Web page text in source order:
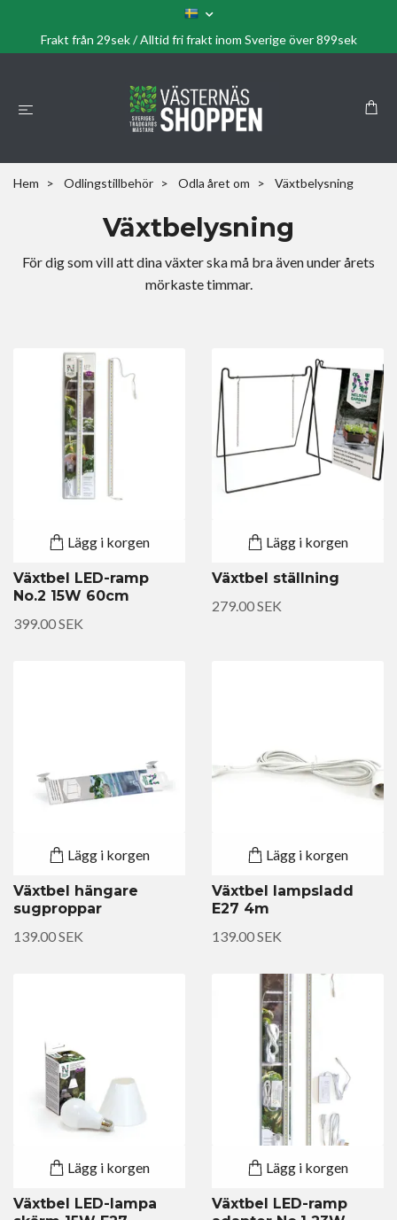
Frakt från 29sek / Alltid fri frakt inom Sverige över 899sek
Hem Odlingstillbehör Odla året om Växtbelysning
Växtbelysning
För dig som vill att dina växter ska må bra även under årets
mörkaste timmar.
Lägg i korgen
Växtbel LED-ramp
No.2 15W 60cm
399.00 SEK
Lägg i korgen
Växtbel ställning
279.00 SEK
Lägg i korgen
Växtbel hängare
sugproppar
139.00 SEK
Lägg i korgen
Växtbel lampsladd
E27 4m
139.00 SEK
Lägg i korgen
Växtbel LED-lampa
Lägg i korgen
Växtbel LED-ramp